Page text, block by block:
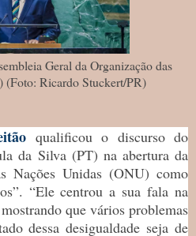
Geral da Organização das
(Foto: Ricardo Stuckert/PR)
qualificou o discurso do
da Silva (PT) na abertura da
Nações Unidas (ONU) como
“Ele centrou a sua fala na
que vários problemas
dessa desigualdade seja de